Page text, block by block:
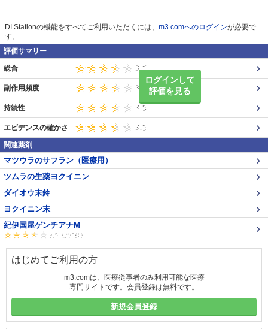
DI Stationの機能をすべてご利用いただくには、 m3.comへのログインが必要で
す。
評価サマリー
ログインして
評価を見る
総合
副作用頻度
持続性
エビデンスの確かさ
関連薬剤
マツウラのサフラン（医療用）
ツムラの生薬ヨクイニン
ダイオウ末鈴
ヨクイニン末
紀伊国屋ゲンチアナM
はじめてご利用の方
m3.comは、医療従事者のみ利用可能な医療
専門サイトです。会員登録は無料です。
新規会員登録